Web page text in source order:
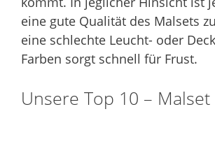
eine gute Qualität des Malsets
eine schlechte Leucht- oder
Farben sorgt schnell für Frust.
Unsere Top 10 – Malset